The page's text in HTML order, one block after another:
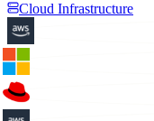
Cloud Infrastructure